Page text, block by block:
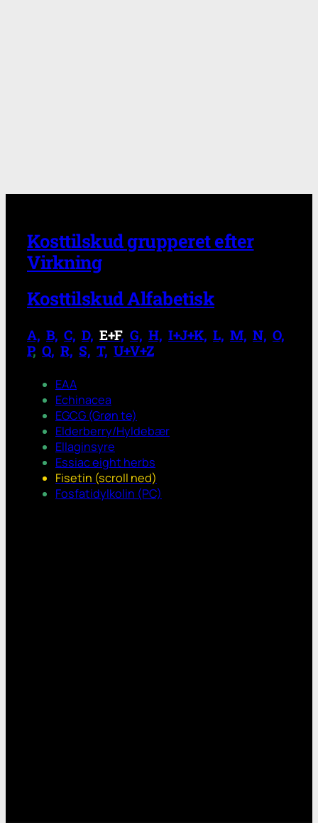
Kosttilskud grupperet efter
Virkning
Kosttilskud Alfabetisk
A, B, C, D, E+F, G, H, I+J+K, L, M, N, O,
P, Q, R, S, T, U+V+Z
EAA
Echinacea
EGCG (Grøn te)
Elderberry/Hyldebær
Ellaginsyre
Essiac eight herbs
Fisetin (scroll ned)
Fosfatidylkolin (PC)